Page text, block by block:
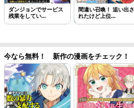
ダンジョンでサービス
残業をしてい...
間違い召喚！ 追い出さ
れたけど上位...
今なら無料！ 新作の漫画をチェック！